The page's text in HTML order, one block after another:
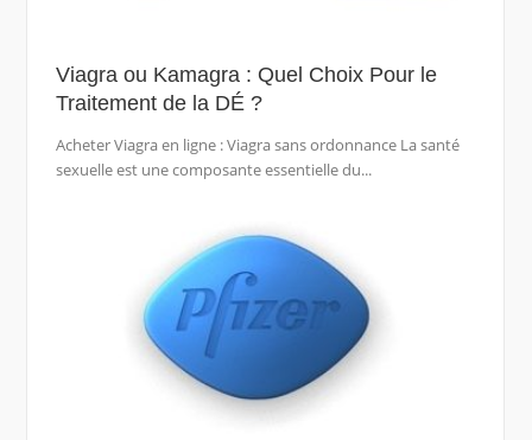
Viagra ou Kamagra : Quel Choix Pour le
Traitement de la DÉ ?
Acheter Viagra en ligne : Viagra sans ordonnance La santé
sexuelle est une composante essentielle du...